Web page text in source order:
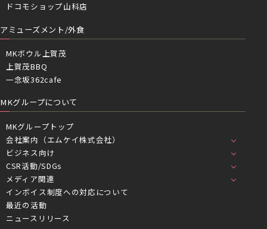
ドコモショップ山科店
アミューズメント/外食
MKボウル上賀茂
上賀茂BBQ
一念坂362cafe
MKグループについて
MKグループトップ
会社案内（エムケイ株式会社）
ビジネス向け
CSR活動/SDGs
メディア関連
インボイス制度への対応について
最近の活動
ニュースリリース